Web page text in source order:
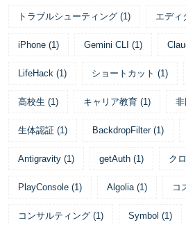
トラブルシューティング (1) エディ
iPhone (1) Gemini CLI (1)
LifeHack (1) ショートカット (1)
高校生 (1) キャリア教育 (1)
生体認証 (1) BackdropFilter (1)
Antigravity (1) getAuth (1) ク
PlayConsole (1) Algolia (1) コ
コンサルティング (1) Symbol (1)